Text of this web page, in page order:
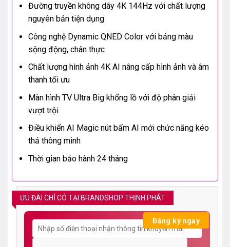
Đường truyền không dây 4K 144Hz với chất lượng
nguyên bản tiện dụng
Công nghệ Dynamic QNED Color với bảng màu
sộng động, chân thực
Chất lượng hình ảnh 4K AI nâng cấp hình ảnh và âm
thanh tối ưu
Màn hình TV Ultra Big khổng lồ với độ phân giải
vượt trội
Điều khiển AI Magic nút bấm AI mới chức năng kéo
thả thông minh
Thời gian bảo hành 24 tháng
ƯU ĐÃI CHỈ CÓ TẠI BRANDSHOP THỊNH PHÁT